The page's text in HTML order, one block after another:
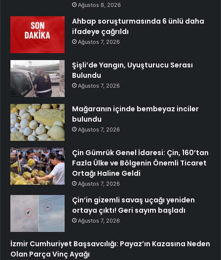
Ağustos 8, 2026
Ahbap soruşturmasında 6 ünlü daha
ifadeye çağrıldı
Ağustos 7, 2026
Şişli’de Yangın, Uyuşturucu Serası
Bulundu
Ağustos 7, 2026
Mağaranın içinde bembeyaz inciler
bulundu
Ağustos 7, 2026
Çin Gümrük Genel İdaresi: Çin, 160’tan
Fazla Ülke ve Bölgenin Önemli Ticaret
Ortağı Haline Geldi
Ağustos 7, 2026
Çin’in gizemli savaş uçağı yeniden
ortaya çıktı! Geri sayım başladı
Ağustos 7, 2026
İzmir Cumhuriyet Başsavcılığı: Payaz’ın Kazasına Neden
Olan Parça Vinç Ayağı